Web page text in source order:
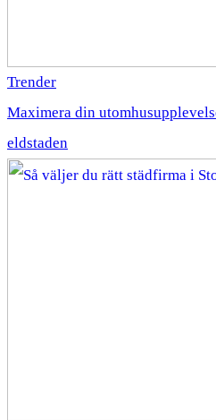
Trender
Maximera din
eldstaden